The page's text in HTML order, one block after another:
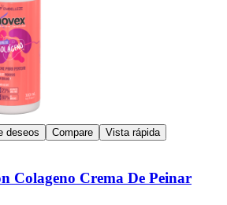
deseos Compare Vista rápida
Colageno Crema De Peinar